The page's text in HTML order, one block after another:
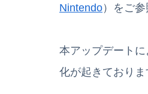
Nintendo）をご参
本アップデート
化が起きておりま